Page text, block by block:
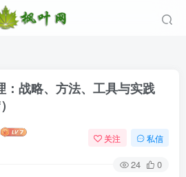
：战略、方法、工具与实践
关注 私信
24 0